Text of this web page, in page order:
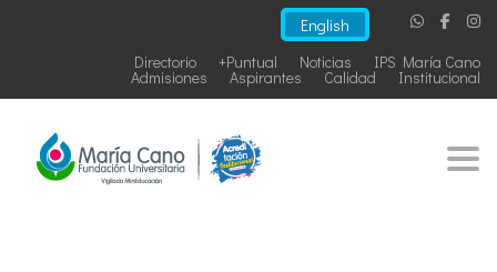
English
IPS María Cano
Noticias
+Puntual
Directorio
Institucional
Calidad
Aspirantes
Admisiones